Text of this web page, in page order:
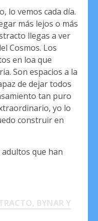
lo vemos cada día.
más lejos o más
llegas a ver
Cosmos. Los
en loa que
Son espacios a la
de dejar todos
tan puro
yo lo
construir en
adultos que han
BYNAR Y